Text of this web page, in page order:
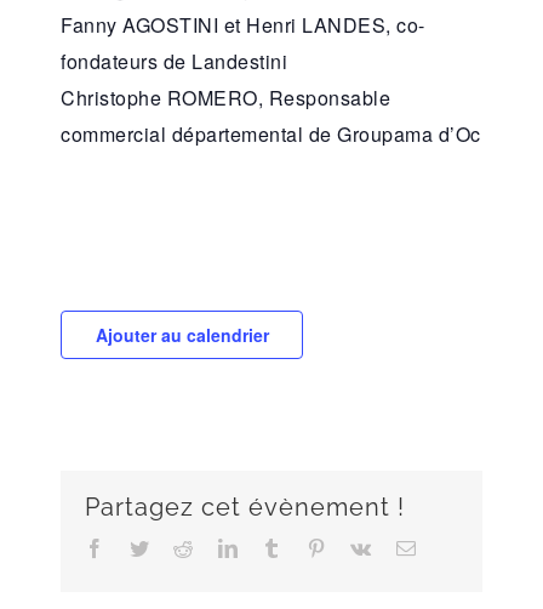
Fanny AGOSTINI et Henri LANDES, co-
fondateurs de Landestini
Christophe ROMERO, Responsable
commercial départemental de Groupama d’Oc
Ajouter au calendrier
Partagez cet évènement !
Facebook
TwitterRedditLinkedInTumblr Pinterest
Vk Email